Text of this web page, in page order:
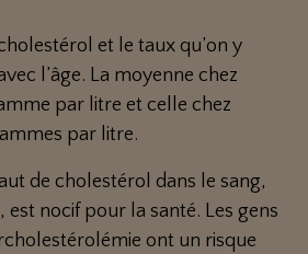
et le taux qu’on y
l’âge. La moyenne chez
par litre et celle chez
par litre.
de cholestérol dans le sang,
nocif pour la santé. Les gens
ont un risque